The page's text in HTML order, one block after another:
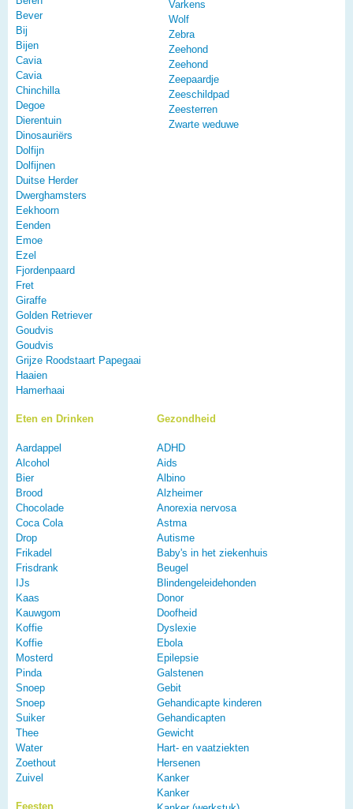
Bever
Bij
Bijen
Cavia
Cavia
Chinchilla
Degoe
Dierentuin
Dinosauriërs
Dolfijn
Dolfijnen
Duitse Herder
Dwerghamsters
Eekhoorn
Eenden
Emoe
Ezel
Fjordenpaard
Fret
Giraffe
Golden Retriever
Goudvis
Goudvis
Grijze Roodstaart Papegaai
Haaien
Hamerhaai
Varkens
Wolf
Zebra
Zeehond
Zeehond
Zeepaardje
Zeeschildpad
Zeesterren
Zwarte weduwe
Eten en Drinken
Aardappel
Alcohol
Bier
Brood
Chocolade
Coca Cola
Drop
Frikadel
Frisdrank
IJs
Kaas
Kauwgom
Koffie
Koffie
Mosterd
Pinda
Snoep
Snoep
Suiker
Thee
Water
Zoethout
Zuivel
Feesten
Gezondheid
ADHD
Aids
Albino
Alzheimer
Anorexia nervosa
Astma
Autisme
Baby's in het ziekenhuis
Beugel
Blindengeleidehonden
Donor
Doofheid
Dyslexie
Ebola
Epilepsie
Galstenen
Gebit
Gehandicapte kinderen
Gehandicapten
Gewicht
Hart- en vaatziekten
Hersenen
Kanker
Kanker